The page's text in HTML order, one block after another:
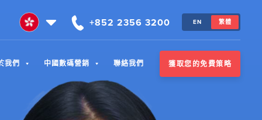
+852 2356 3200 EN 繁體
我們 中國數碼營銷 聯絡我們 獲取您的免費策略